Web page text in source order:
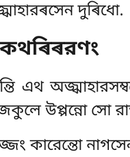
দুৰিধো.
এথ
উপ্পন্নো সো
কারেন্তো